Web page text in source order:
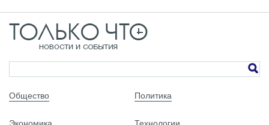
Общество Политика